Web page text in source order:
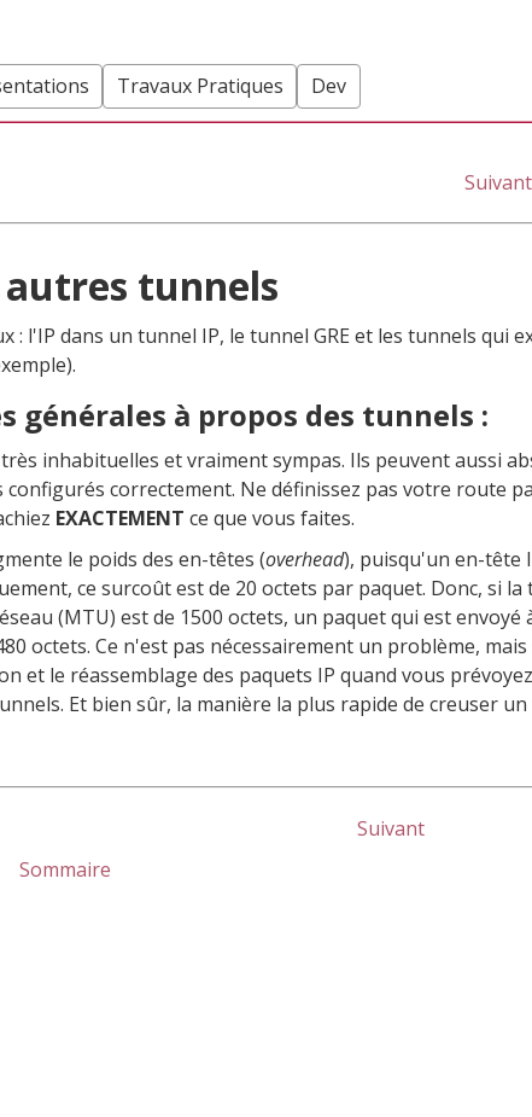
Travaux Pratiques Dev
Suivant
autres tunnels
: l'IP dans un tunnel IP, le tunnelGRE et les tunnels qui
générales à propos des tunnels :
inhabituelles et vraiment sympas. Ils peuvent aussi
correctement. Ne définissez pas votre route
EXACTEMENT ce que vous faites.
le poids des en-têtes (overhead), puisqu'un en-tête
ce surcoût est de 20 octets par paquet. Donc, si la
(MTU) est de 1500 octets, un paquet qui est envoyé
octets. Ce n'est pas nécessairement un problème, mais
et le réassemblage des paquets IP quand vous
Et bien sûr, la manière la plus rapide de creuser
Suivant
Sommaire